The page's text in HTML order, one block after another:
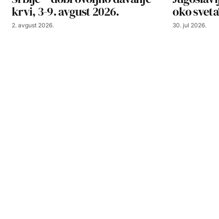
krvi, 3-9. avgust 2026.
2. avgust 2026.
oko
30. jul 2026.